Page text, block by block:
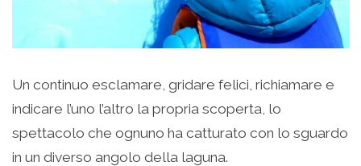
Un continuo esclamare, gridare felici, richiamare e
indicare l’uno l’altro la propria scoperta, lo
spettacolo che ognuno ha catturato con lo sguardo
in un diverso angolo della laguna.